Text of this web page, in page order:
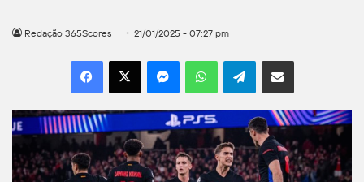
Redação 365Scores 21/01/2025 - 07:27 pm
Facebook
X MessengerWhatsAppTelegramCompartilhar por e-mail